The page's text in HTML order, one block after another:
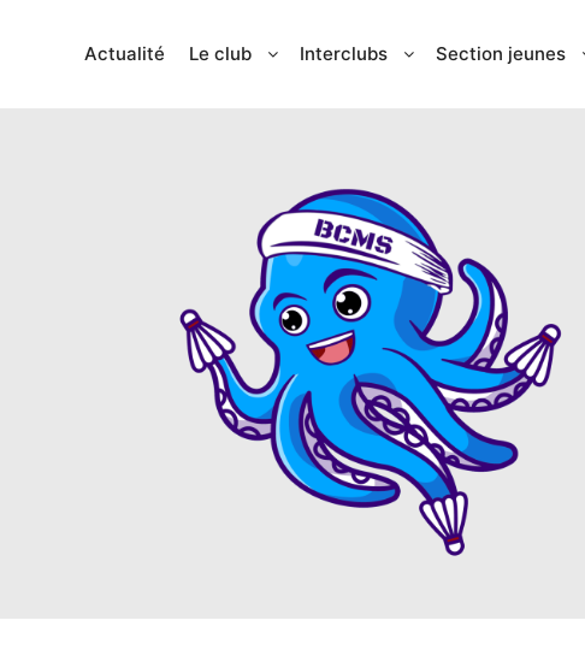
Actualité Le club Interclubs Section jeunes
L’AUTEUR :